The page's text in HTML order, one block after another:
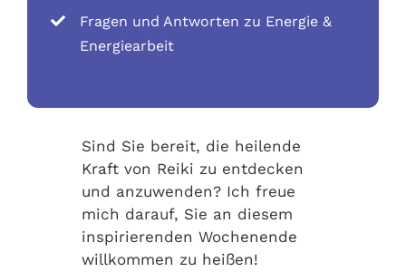
Fragen und Antworten zu Energie &
Energiearbeit
Sind Sie bereit, die heilende
Kraft von Reiki zu entdecken
und anzuwenden? Ich freue
mich darauf, Sie an diesem
inspirierenden Wochenende
willkommen zu heißen!